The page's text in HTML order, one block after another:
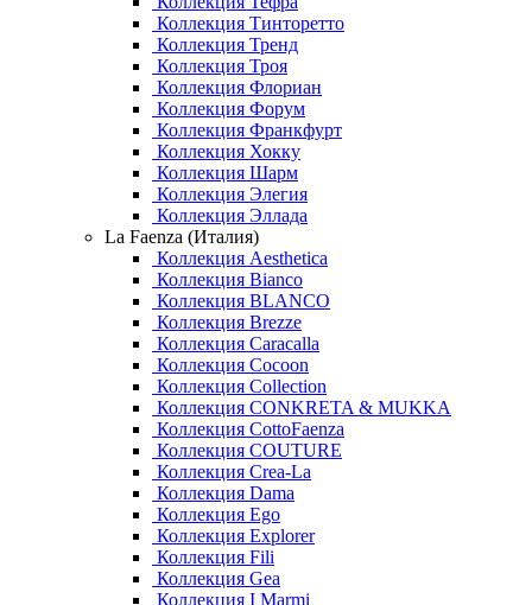
Коллекция Тинторетто
Коллекция Тренд
Коллекция Троя
Коллекция Флориан
Коллекция Форум
Коллекция Франкфурт
Коллекция Хокку
Коллекция Шарм
Коллекция Элегия
Коллекция Эллада
La Faenza (Италия)
Коллекция Aesthetica
Коллекция Bianco
Коллекция BLANCO
Коллекция Brezze
Коллекция Caracalla
Коллекция Cocoon
Коллекция Collection
Коллекция CONKRETA & MUKKA
Коллекция CottoFaenza
Коллекция COUTURE
Коллекция Crea-La
Коллекция Dama
Коллекция Ego
Коллекция Explorer
Коллекция Fili
Коллекция Gea
Коллекция I Marmi